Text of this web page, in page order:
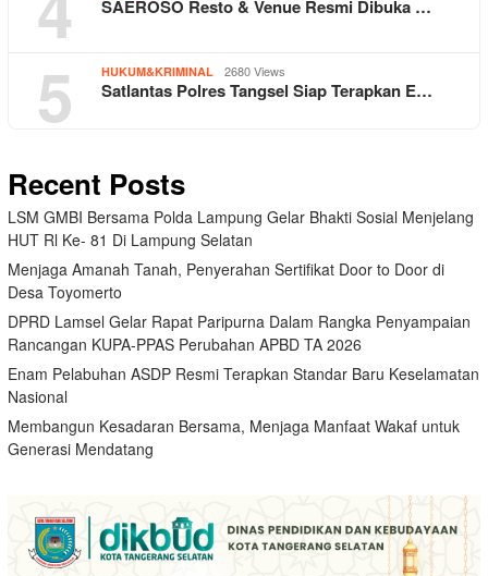
SAEROSO Resto & Venue Resmi Dibuka …
5 HUKUM&KRIMINAL 2680 Views
Satlantas Polres Tangsel Siap Terapkan E…
Recent Posts
LSM GMBI Bersama Polda Lampung Gelar Bhakti Sosial Menjelang
HUT Rl Ke- 81 Di Lampung Selatan
Menjaga Amanah Tanah, Penyerahan Sertifikat Door to Door di
Desa Toyomerto
DPRD Lamsel Gelar Rapat Paripurna Dalam Rangka Penyampaian
Rancangan KUPA-PPAS Perubahan APBD TA 2026
Enam Pelabuhan ASDP Resmi Terapkan Standar Baru Keselamatan
Nasional
Membangun Kesadaran Bersama, Menjaga Manfaat Wakaf untuk
Generasi Mendatang